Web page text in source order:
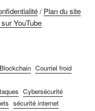
/ Plan du site
YouTube
Blockchain Courriel froid
Cybersécurité
sécurité internet